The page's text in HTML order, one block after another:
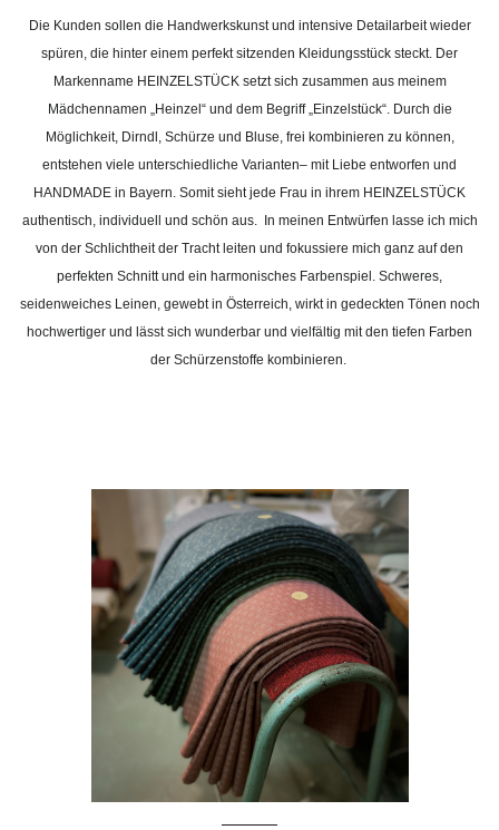
Die Kunden sollen die Handwerkskunst und intensive Detailarbeit wieder
spüren, die hinter einem perfekt sitzenden Kleidungsstück steckt. Der
Markenname HEINZELSTÜCK setzt sich zusammen aus meinem
Mädchennamen „Heinzel“ und dem Begriff „Einzelstück“. Durch die
Möglichkeit, Dirndl, Schürze und Bluse, frei kombinieren zu können,
entstehen viele unterschiedliche Varianten– mit Liebe entworfen und
HANDMADE in Bayern. Somit sieht jede Frau in ihrem HEINZELSTÜCK
authentisch, individuell und schön aus. In meinen Entwürfen lasse ich mich
von der Schlichtheit der Tracht leiten und fokussiere mich ganz auf den
perfekten Schnitt und ein harmonisches Farbenspiel. Schweres,
seidenweiches Leinen, gewebt in Österreich, wirkt in gedeckten Tönen noch
hochwertiger und lässt sich wunderbar und vielfältig mit den tiefen Farben
der Schürzenstoffe kombinieren.